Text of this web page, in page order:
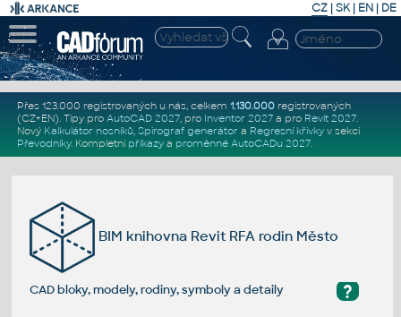
CZ | SK| EN | DE
Přes 123.000 registrovaných u nás, celkem 1.130.000registrovaných
(CZ+EN). Tipy pro AutoCAD 2027, pro Inventor 2027a pro Revit 2027.
Nový Kalkulátor nosníků, Spirograf generátor a Regresní křivkyv sekci
Převodníky. Kompletní příkazya proměnné AutoCADu 2027.
BIM knihovna Revit RFA rodin Město
?
CAD bloky, modely, rodiny, symboly a detaily